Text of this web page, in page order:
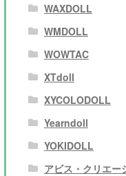
WAXDOLL
WMDOLL
WOWTAC
XTdoll
XYCOLODOLL
Yearndoll
YOKIDOLL
アビス・クリエ